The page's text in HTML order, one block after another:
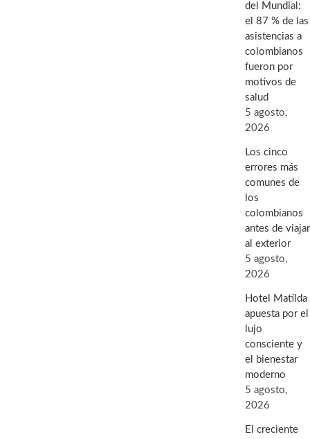
del Mundial:
el 87 % de las
asistencias a
colombianos
fueron por
motivos de
salud
5 agosto,
2026
Los cinco
errores más
comunes de
los
colombianos
antes de viajar
al exterior
5 agosto,
2026
Hotel Matilda
apuesta por el
lujo
consciente y
el bienestar
moderno
5 agosto,
2026
El creciente